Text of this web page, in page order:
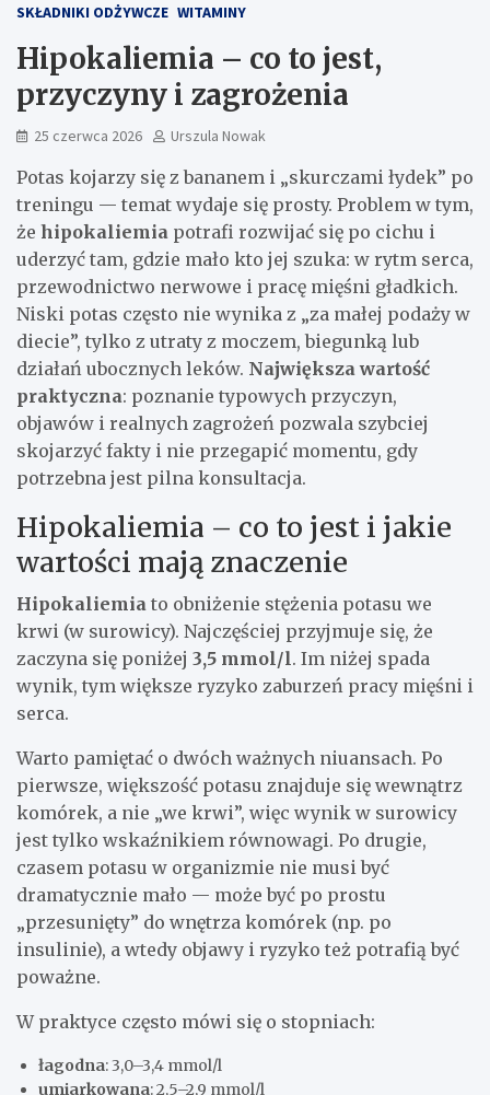
SKŁADNIKI ODŻYWCZE WITAMINY
Hipokaliemia – co to jest,
przyczyny i zagrożenia
25 czerwca 2026 Urszula Nowak
Potas kojarzy się z bananem i „skurczami łydek” po
treningu — temat wydaje się prosty. Problem w tym,
że hipokaliemia potrafi rozwijać się po cichu i
uderzyć tam, gdzie mało kto jej szuka: w rytm serca,
przewodnictwo nerwowe i pracę mięśni gładkich.
Niski potas często nie wynika z „za małej podaży w
diecie”, tylko z utraty z moczem, biegunką lub
działań ubocznych leków. Największa wartość
praktyczna: poznanie typowych przyczyn,
objawów i realnych zagrożeń pozwala szybciej
skojarzyć fakty i nie przegapić momentu, gdy
potrzebna jest pilna konsultacja.
Hipokaliemia – co to jest i jakie
wartości mają znaczenie
Hipokaliemia to obniżenie stężenia potasu we
krwi (w surowicy). Najczęściej przyjmuje się, że
zaczyna się poniżej 3,5 mmol/l. Im niżej spada
wynik, tym większe ryzyko zaburzeń pracy mięśni i
serca.
Warto pamiętać o dwóch ważnych niuansach. Po
pierwsze, większość potasu znajduje się wewnątrz
komórek, a nie „we krwi”, więc wynik w surowicy
jest tylko wskaźnikiem równowagi. Po drugie,
czasem potasu w organizmie nie musi być
dramatycznie mało — może być po prostu
„przesunięty” do wnętrza komórek (np. po
insulinie), a wtedy objawy i ryzyko też potrafią być
poważne.
W praktyce często mówi się o stopniach:
łagodna: 3,0–3,4 mmol/l
umiarkowana: 2,5–2,9 mmol/l